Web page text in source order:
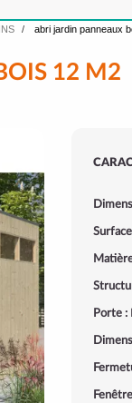
abri jardin panneaux
12 M2
Porte :